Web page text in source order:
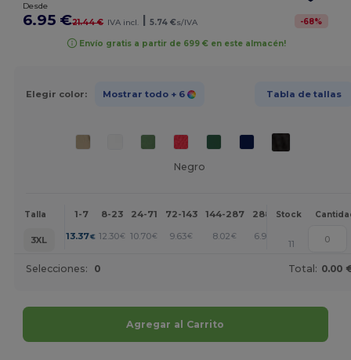
Desde
6.95 €21.44 € IVA incl. 5.74 €s/IVA -68%
Envío gratis a partir de 699 € en este almacén!
Elegir color: Mostrar todo + 6 Tabla de tallas
Negro
Talla 1-7 8-23 24-71 72-143 144-287 288 + Más
Stock
3XL 13.37€ 12.30€ 10.70€ 9.63€ 8.02 € 6.95 +
11
Selecciones: 0 Total: 0.00
Agregar al Carrito